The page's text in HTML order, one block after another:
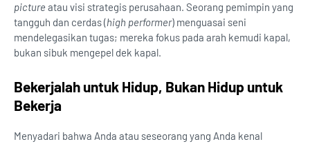
picture atau visi strategis perusahaan. Seorang pemimpin yang
tangguh dan cerdas (high performer) menguasai seni
mendelegasikan tugas; mereka fokus pada arah kemudi kapal,
bukan sibuk mengepel dek kapal.
Bekerjalah untuk Hidup, Bukan Hidup untuk
Bekerja
Menyadari bahwa Anda atau seseorang yang Anda kenal